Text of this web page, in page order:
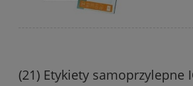
(21) Etykiety samoprzylepne